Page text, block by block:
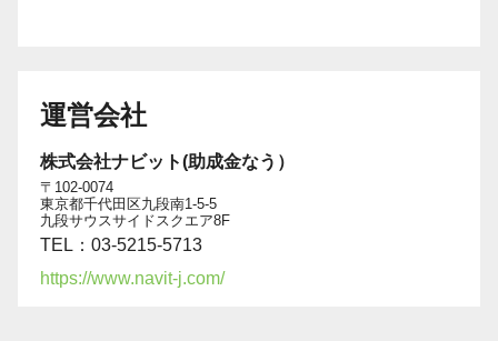
運営会社
株式会社ナビット(助成金なう）
〒102-0074
東京都千代田区九段南1-5-5
九段サウスサイドスクエア8F
TEL：03-5215-5713
https://www.navit-j.com/